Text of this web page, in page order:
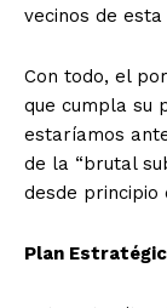
vecinos de
Con todo, el
que cumpla su
estaríamos
de la “brutal
desde principio
Plan